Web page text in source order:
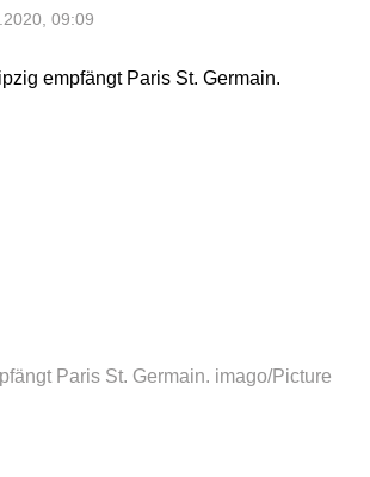
09:09
Paris St. Germain. imago/Picture